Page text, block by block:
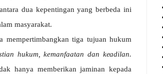
dua kepentingan yang berbeda ini
masyarakat.
mempertimbangkan tiga tujuan hukum
hukum, kemanfaatan dan keadilan.
hanya memberikan jaminan kepada